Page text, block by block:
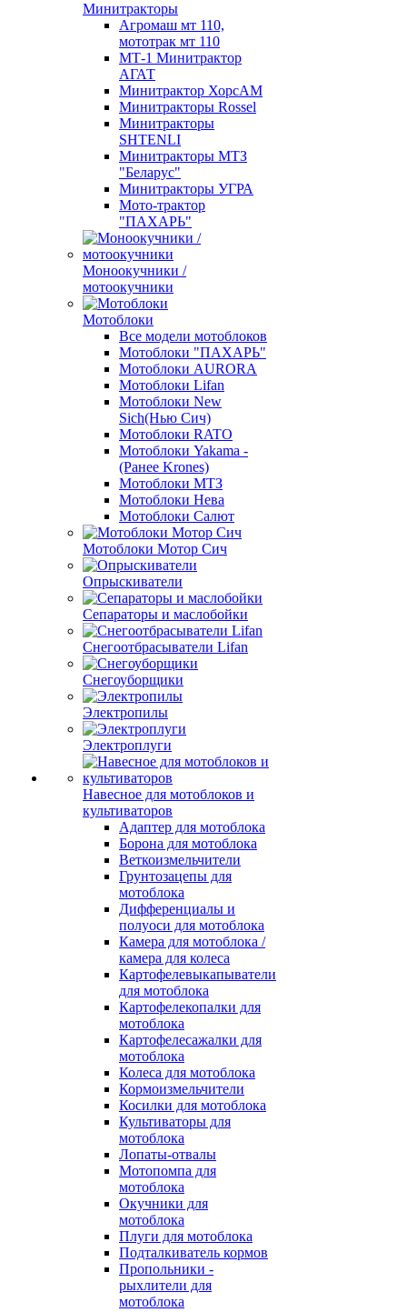
Минитракторы
Агромаш мт 110,
мототрак мт 110
МТ-1 Минитрактор
АГАТ
Минитрактор ХорсАМ
Минитракторы Rossel
Минитракторы
SHTENLI
Минитракторы МТЗ
"Беларус"
Минитракторы УГРА
Мото-трактор
"ПАХАРЬ"
Моноокучники /
мотоокучники
Мотоблоки
Все модели мотоблоков
Мотоблоки "ПАХАРЬ"
Мотоблоки AURORA
Мотоблоки Lifan
Мотоблоки New
Sich(Нью Сич)
Мотоблоки RATO
Мотоблоки Yakama -
(Ранее Krones)
Мотоблоки МТЗ
Мотоблоки Нева
Мотоблоки Салют
Мотоблоки Мотор Сич
Опрыскиватели
Сепараторы и маслобойки
Снегоотбрасыватели Lifan
Снегоуборщики
Электропилы
Электроплуги
Навесное для мотоблоков и
культиваторов
Адаптер для мотоблока
Борона для мотоблока
Веткоизмельчители
Грунтозацепы для
мотоблока
Дифференциалы и
полуоси для мотоблока
Камера для мотоблока /
камера для колеса
Картофелевыкапыватели
для мотоблока
Картофелекопалки для
мотоблока
Картофелесажалки для
мотоблока
Колеса для мотоблока
Кормоизмельчители
Косилки для мотоблока
Культиваторы для
мотоблока
Лопаты-отвалы
Мотопомпа для
мотоблока
Окучники для
мотоблока
Плуги для мотоблока
Подталкиватель кормов
Пропольники -
рыхлители для
мотоблока